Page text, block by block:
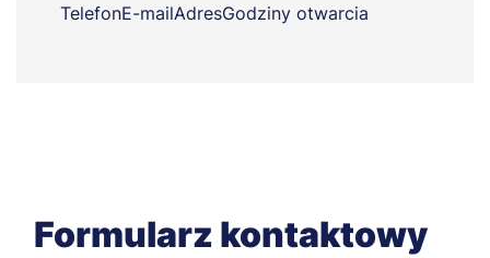
TelefonE-mailAdresGodziny otwarcia
Formularz kontaktowy